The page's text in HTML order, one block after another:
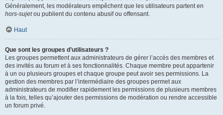
Généralement, les modérateurs empêchent que les utilisateurs partent en
hors-sujetou publient du contenu abusif ou offensant.
Haut
Que sont les groupes d’utilisateurs ?
Les groupes permettent aux administrateurs de gérer l’accès des membres et
des invités au forum et à ses fonctionnalités. Chaque membre peut appartenir
à un ou plusieurs groupes et chaque groupe peut avoir ses permissions. La
gestion des membres par l’intermédiaire des groupes permet aux
administrateurs de modifier rapidement les permissions de plusieurs membres
à la fois, telles qu’ajouter des permissions de modération ou rendre accessible
un forum privé.